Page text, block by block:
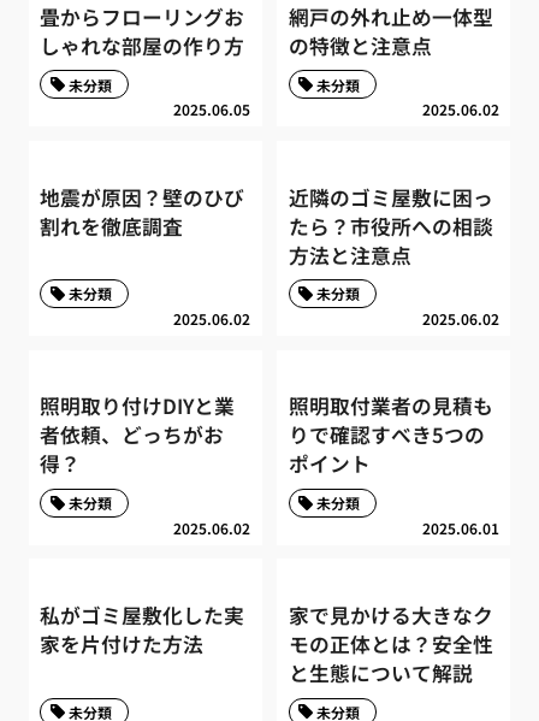
畳からフローリングお
しゃれな部屋の作り方
2025.06.05
未分類
網戸の外れ止め一体型
の特徴と注意点
2025.06.02
未分類
地震が原因？壁のひび
割れを徹底調査
2025.06.02
未分類
近隣のゴミ屋敷に困っ
たら？市役所への相談
方法と注意点
2025.06.02
未分類
照明取り付けDIYと業
者依頼、どっちがお
得？
2025.06.02
未分類
照明取付業者の見積も
りで確認すべき5つの
ポイント
2025.06.01
未分類
私がゴミ屋敷化した実
家を片付けた方法
未分類
家で見かける大きなク
モの正体とは？安全性
と生態について解説
未分類